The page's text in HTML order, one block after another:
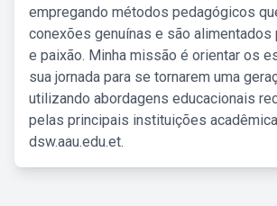
empregando métodos pedagógicos
conexões genuínas e são alimentados
e paixão. Minha missão é orientar os
sua jornada para se tornarem uma
utilizando abordagens educacionais
pelas principais instituições
dsw.aau.edu.et.